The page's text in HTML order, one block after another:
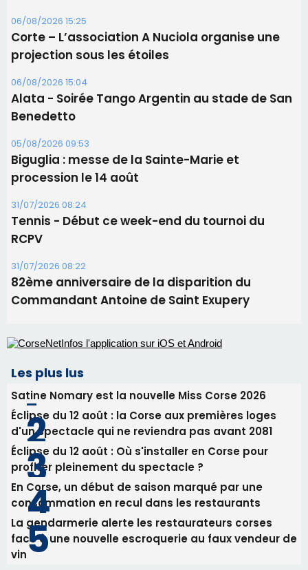
06/08/2026 15:25
Corte – L’association A Nuciola organise une
projection sous les étoiles
06/08/2026 15:04
Alata - Soirée Tango Argentin au stade de San
Benedetto
05/08/2026 09:53
Biguglia : messe de la Sainte-Marie et
procession le 14 août
31/07/2026 08:24
Tennis - Début ce week-end du tournoi du
RCPV
31/07/2026 08:22
82ème anniversaire de la disparition du
Commandant Antoine de Saint Exupery
Les plus lus
Satine Nomary est la nouvelle Miss Corse 2026
Éclipse du 12 août : la Corse aux premières loges
d'un spectacle qui ne reviendra pas avant 2081
Éclipse du 12 août : Où s'installer en Corse pour
profiter pleinement du spectacle ?
En Corse, un début de saison marqué par une
consommation en recul dans les restaurants
La gendarmerie alerte les restaurateurs corses
face à une nouvelle escroquerie au faux vendeur de
vin